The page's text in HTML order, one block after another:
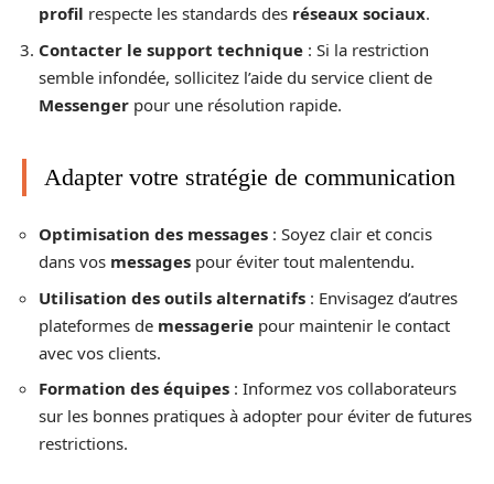
profil respecte les standards des réseaux sociaux.
Contacter le support technique : Si la restriction
semble infondée, sollicitez l’aide du service client de
Messenger pour une résolution rapide.
Adapter votre stratégie de communication
Optimisation des messages : Soyez clair et concis
dans vos messages pour éviter tout malentendu.
Utilisation des outils alternatifs : Envisagez d’autres
plateformes de messagerie pour maintenir le contact
avec vos clients.
Formation des équipes : Informez vos collaborateurs
sur les bonnes pratiques à adopter pour éviter de futures
restrictions.